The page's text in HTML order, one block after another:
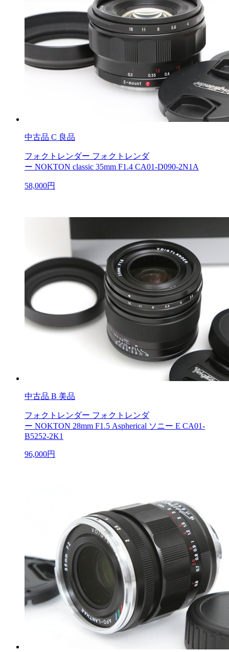
中古品 C 良品
フォクトレンダー フォクトレンダ
ー NOKTON classic 35mm F1.4 CA01-D090-2N1A
58,000円
中古品 B 美品
フォクトレンダー フォクトレンダ
ー NOKTON 28mm F1.5 Aspherical ソニー E CA01-
B5252-2K1
96,000円